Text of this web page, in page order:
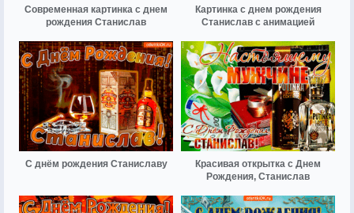
Современная картинка с днем
рождения Станислав
Картинка с днем рождения
Станислав с анимацией
С днём рождения Станиславу
Красивая открытка с Днем
Рождения, Станислав